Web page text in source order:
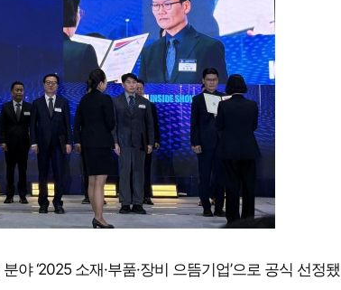
‘2025 소재·부품·장비 으뜸기업’으로 공식 선정